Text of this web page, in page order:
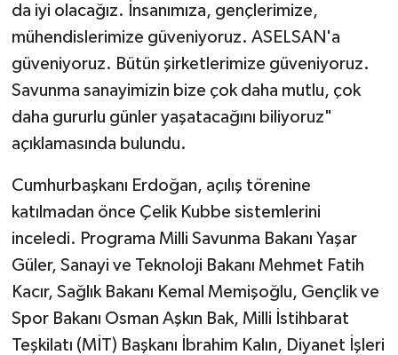
da iyi olacağız. İnsanımıza, gençlerimize,
mühendislerimize güveniyoruz. ASELSAN'a
güveniyoruz. Bütün şirketlerimize güveniyoruz.
Savunma sanayimizin bize çok daha mutlu, çok
daha gururlu günler yaşatacağını biliyoruz"
açıklamasında bulundu.
Cumhurbaşkanı Erdoğan, açılış törenine
katılmadan önce Çelik Kubbe sistemlerini
inceledi. Programa Milli Savunma Bakanı Yaşar
Güler, Sanayi ve Teknoloji Bakanı Mehmet Fatih
Kacır, Sağlık Bakanı Kemal Memişoğlu, Gençlik ve
Spor Bakanı Osman Aşkın Bak, Milli İstihbarat
Teşkilatı (MİT) Başkanı İbrahim Kalın, Diyanet İşleri